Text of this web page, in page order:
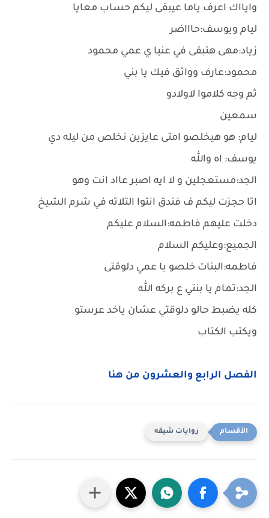
وايااك اعرف ياما عيبقى ليكم حساب معايا
ليام ويوسف:حاااضر
زياد:مهى هتبقى في عنيا ي عمي محمود
محمود:عارف وواثق فيك يا بني
ثم وجه كلاموا لاولادو
سمعين
ليام: هو هيخلصو امتى عايزين نخلص من ليله دي
يوسف: اه والله
الجد:مستعجلين و لا ايه اصبر عااد انت وهو
اتا حجزت ليكم ف فندق انتوا التلاته في شرم الشيخ
دخلت عليهم فاطمه:السلام عليكم
الجميع:وعليكم السلام
فاطمه:البنات خلصو يا عمي دلوقتى
الجد:تمام يا بنتي ع بركه الله
كله يضبط حالو دلوقتي عشان ياخد عرستو
ويكتب الكتاب
الفصل الرابع والعشرون من هنا
روايات شيقه